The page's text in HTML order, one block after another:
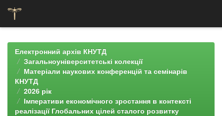
navigationЕлектронний архів КНУТД
Загальноуніверситетські колекції
Матеріали наукових конференцій та семінарів
КНУТД
2026 рік
Імперативи економічного зростання в контексті
реалізації Глобальних цілей сталого розвитку